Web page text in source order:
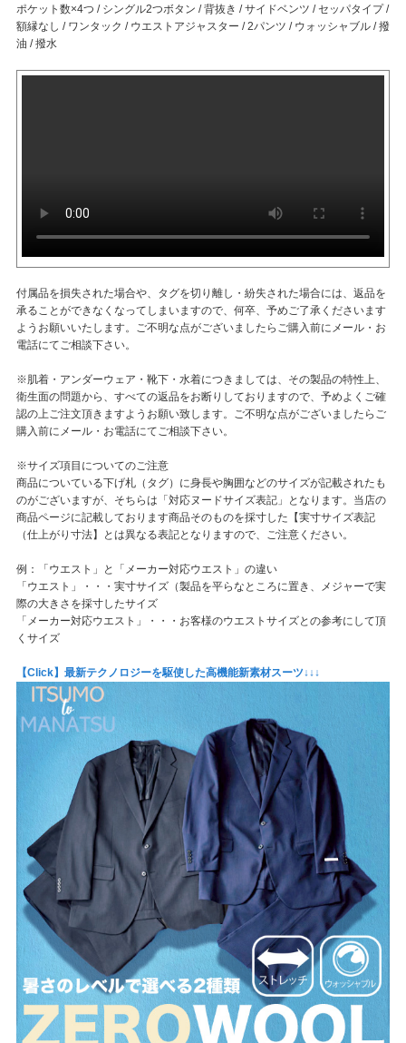
ポケット数×4つ / シングル2つボタン / 背抜き / サイドベンツ / セッパタイプ /
額縁なし / ワンタック / ウエストアジャスター / 2パンツ / ウォッシャブル / 撥
油 / 撥水
付属品を損失された場合や、タグを切り離し・紛失された場合には、返品を
承ることができなくなってしまいますので、何卒、予めご了承くださいます
ようお願いいたします。ご不明な点がございましたらご購入前にメール・お
電話にてご相談下さい。
※肌着・アンダーウェア・靴下・水着につきましては、その製品の特性上、
衛生面の問題から、すべての返品をお断りしておりますので、予めよくご確
認の上ご注文頂きますようお願い致します。ご不明な点がございましたらご
購入前にメール・お電話にてご相談下さい。
※サイズ項目についてのご注意
商品についている下げ札（タグ）に身長や胸囲などのサイズが記載されたも
のがございますが、そちらは「対応ヌードサイズ表記」となります。当店の
商品ページに記載しております商品そのものを採寸した【実寸サイズ表記
（仕上がり寸法】とは異なる表記となりますので、ご注意ください。
例：「ウエスト」と「メーカー対応ウエスト」の違い
「ウエスト」・・・実寸サイズ（製品を平らなところに置き、メジャーで実
際の大きさを採寸したサイズ
「メーカー対応ウエスト」・・・お客様のウエストサイズとの参考にして頂
くサイズ
【Click】最新テクノロジーを駆使した高機能新素材スーツ↓↓↓